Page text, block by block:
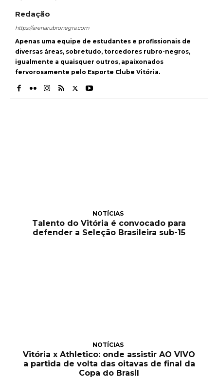
Redação
https://arenarubronegra.com
Apenas uma equipe de estudantes e profissionais de
diversas áreas, sobretudo, torcedores rubro-negros,
igualmente a quaisquer outros, apaixonados
fervorosamente pelo Esporte Clube Vitória.
NOTÍCIAS
Talento do Vitória é convocado para
defender a Seleção Brasileira sub-15
NOTÍCIAS
Vitória x Athletico: onde assistir AO VIVO
a partida de volta das oitavas de final da
Copa do Brasil